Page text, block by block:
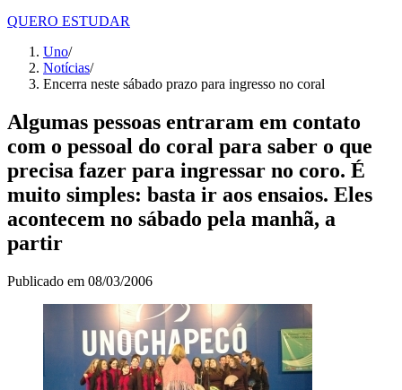
QUERO ESTUDAR
Uno/
Notícias/
Encerra neste sábado prazo para ingresso no coral
Algumas pessoas entraram em contato
com o pessoal do coral para saber o que
precisa fazer para ingressar no coro. É
muito simples: basta ir aos ensaios. Eles
acontecem no sábado pela manhã, a
partir
Publicado em 08/03/2006